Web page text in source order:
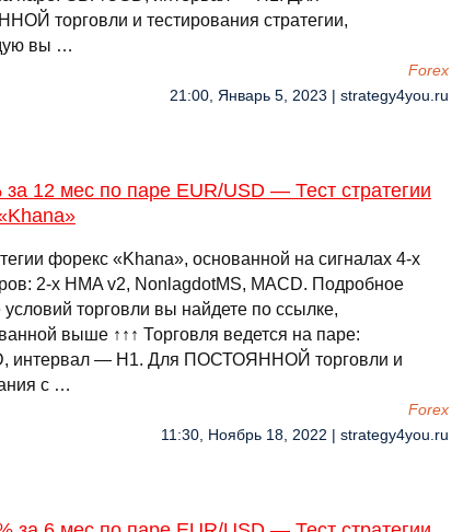
торговли и тестирования стратегии,
вы …
Forex
21:00, Январь 5, 2023 | strategy4you.ru
за 12 мес по паре EUR/USD — Тест стратегии
форекс «Khana», основанной на сигналах 4-х
2-х HMA v2, NonlagdotMS, MACD. Подробное
торговли вы найдете по ссылке,
выше ↑↑↑ Торговля ведется на паре:
интервал — H1. Для ПОСТОЯННОЙ торговли и
с …
Forex
11:30, Ноябрь 18, 2022 | strategy4you.ru